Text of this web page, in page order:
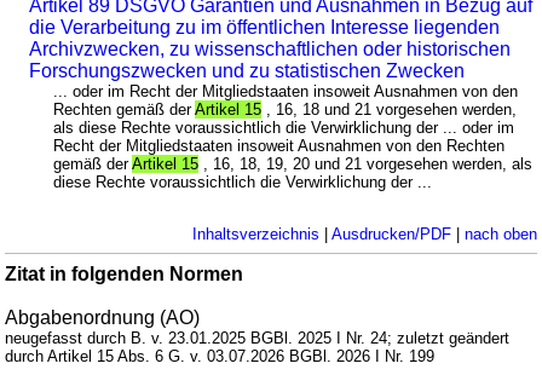
Artikel 89 DSGVO Garantien und Ausnahmen in Bezug auf
die Verarbeitung zu im öffentlichen Interesse liegenden
Archivzwecken, zu wissenschaftlichen oder historischen
Forschungszwecken und zu statistischen Zwecken
... oder im Recht der Mitgliedstaaten insoweit Ausnahmen von den
Rechten gemäß derArtikel 15 , 16, 18 und 21 vorgesehen werden,
als diese Rechte voraussichtlich die Verwirklichung der ... oder im
Recht der Mitgliedstaaten insoweit Ausnahmen von den Rechten
gemäß derArtikel 15 , 16, 18, 19, 20 und 21 vorgesehen werden, als
diese Rechte voraussichtlich die Verwirklichung der ...
Inhaltsverzeichnis | Ausdrucken/PDF| nach oben
Zitat in folgenden Normen
Abgabenordnung (AO)
neugefasst durch B. v. 23.01.2025 BGBl. 2025 I Nr. 24; zuletzt geändert
durch Artikel 15 Abs. 6 G. v. 03.07.2026 BGBl. 2026 I Nr. 199